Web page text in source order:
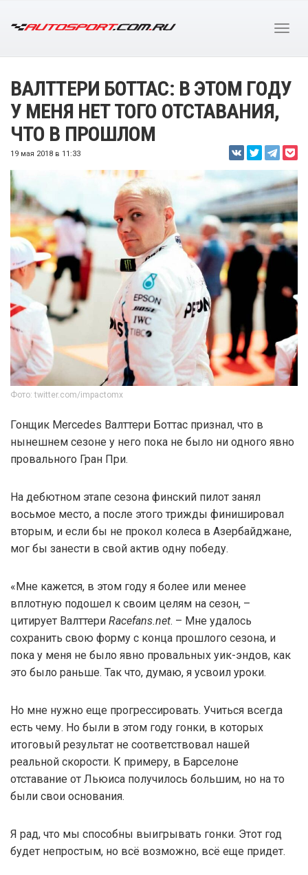
ВАЛТТЕРИ БОТТАС: В ЭТОМ ГОДУ
У МЕНЯ НЕТ ТОГО ОТСТАВАНИЯ,
ЧТО В ПРОШЛОМ
19 мая 2018 в 11:33
Фото: twitter.com/impactomx
Гонщик Mercedes Валттери Боттас признал, что в
нынешнем сезоне у него пока не было ни одного явно
провального Гран При.
На дебютном этапе сезона финский пилот занял
восьмое место, а после этого трижды финишировал
вторым, и если бы не прокол колеса в Азербайджане,
мог бы занести в свой актив одну победу.
«Мне кажется, в этом году я более или менее
вплотную подошел к своим целям на сезон, –
цитирует Валттери Racefans.net. – Мне удалось
сохранить свою форму с конца прошлого сезона, и
пока у меня не было явно провальных уик-эндов, как
это было раньше. Так что, думаю, я усвоил уроки.
Но мне нужно еще прогрессировать. Учиться всегда
есть чему. Но были в этом году гонки, в которых
итоговый результат не соответствовал нашей
реальной скорости. К примеру, в Барселоне
отставание от Льюиса получилось большим, но на то
были свои основания.
Я рад, что мы способны выигрывать гонки. Этот год
будет непростым, но всё возможно, всё еще придет.